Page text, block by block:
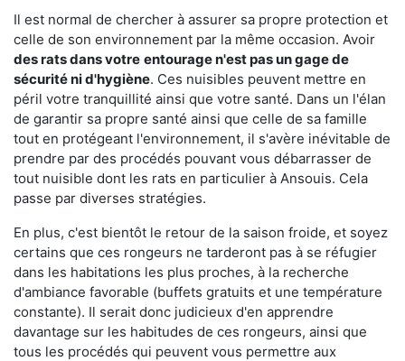
Il est normal de chercher à assurer sa propre protection et
celle de son environnement par la même occasion. Avoir
des rats dans votre entourage n'est pas un gage de
sécurité ni d'hygiène. Ces nuisibles peuvent mettre en
péril votre tranquillité ainsi que votre santé. Dans un l'élan
de garantir sa propre santé ainsi que celle de sa famille
tout en protégeant l'environnement, il s'avère inévitable de
prendre par des procédés pouvant vous débarrasser de
tout nuisible dont les rats en particulier à Ansouis. Cela
passe par diverses stratégies.
En plus, c'est bientôt le retour de la saison froide, et soyez
certains que ces rongeurs ne tarderont pas à se réfugier
dans les habitations les plus proches, à la recherche
d'ambiance favorable (buffets gratuits et une température
constante). Il serait donc judicieux d'en apprendre
davantage sur les habitudes de ces rongeurs, ainsi que
tous les procédés qui peuvent vous permettre aux